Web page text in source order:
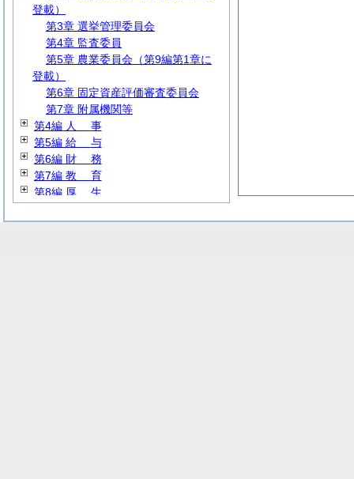
登載）
第3章 選挙管理委員会
第4章 監査委員
第5章 農業委員会（第9編第1章に
登載）
第6章 固定資産評価審査委員会
第7章 附属機関等
第4編 人 事
第5編 給 与
第6編 財 務
第7編 教 育
第8編 厚 生
第10編建設